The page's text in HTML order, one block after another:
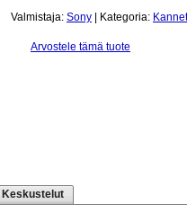
Valmistaja: Sony | Kategoria:
Arvostele tämä tuote
Keskustelut